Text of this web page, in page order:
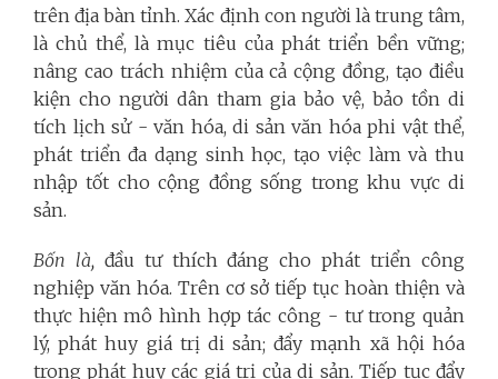
trên địa bàn tỉnh. Xác định con người là trung tâm,
là chủ thể, là mục tiêu của phát triển bền vững;
nâng cao trách nhiệm của cả cộng đồng, tạo điều
kiện cho người dân tham gia bảo vệ, bảo tồn di
tích lịch sử - văn hóa, di sản văn hóa phi vật thể,
phát triển đa dạng sinh học, tạo việc làm và thu
nhập tốt cho cộng đồng sống trong khu vực di
sản.
Bốn là, đầu tư thích đáng cho phát triển công
nghiệp văn hóa. Trên cơ sở tiếp tục hoàn thiện và
thực hiện mô hình hợp tác công - tư trong quản
lý, phát huy giá trị di sản; đẩy mạnh xã hội hóa
trong phát huy các giá trị của di sản. Tiếp tục đẩy